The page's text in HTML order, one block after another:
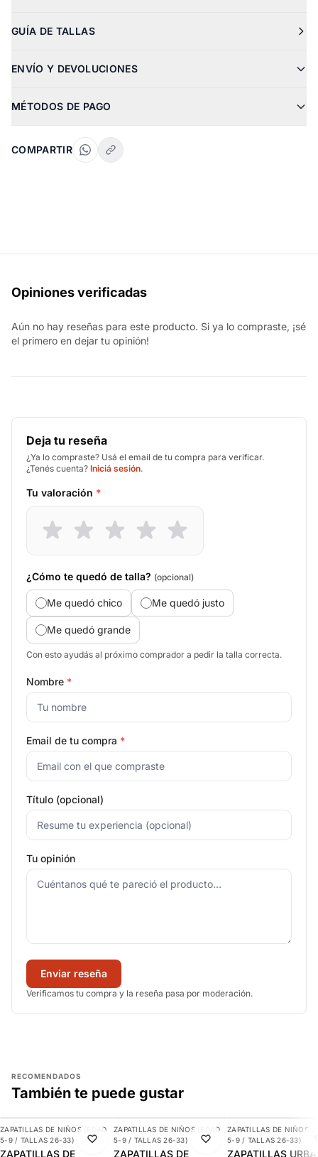
GUÍA DE TALLAS
ENVÍO Y DEVOLUCIONES
MÉTODOS DE PAGO
COMPARTIR
Opiniones verificadas
Aún no hay reseñas para este producto. Si ya lo compraste, ¡sé
el primero en dejar tu opinión!
Deja tu reseña
¿Ya lo compraste? Usá el email de tu compra para verificar.
¿Tenés cuenta? Iniciá sesión.
Tu valoración *
¿Cómo te quedó de talla? (opcional)
Me quedó chico Me quedó justo
Me quedó grande
Con esto ayudás al próximo comprador a pedir la talla correcta.
Nombre *
Email de tu compra *
Título (opcional)
Tu opinión
Enviar reseña
Verificamos tu compra y la reseña pasa por moderación.
RECOMENDADOS
También te puede gustar
-30%
AGREGAR
ZAPATILLAS DE NIÑOS (EDAD
5-9 / TALLAS 26-33)
ZAPATILLAS DE
-10%
AGREGAR
ZAPATILLAS DE NIÑOS (EDAD
5-9 / TALLAS 26-33)
ZAPATILLAS DE
-29%
ZAPATILLAS DE NIÑOS
5-9 / TALLAS 26-33)
ZAPATILLAS